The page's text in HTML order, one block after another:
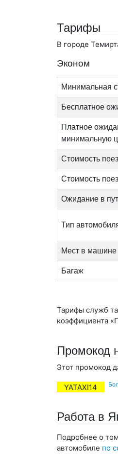
Тарифы
В городе
Эконом
Минимальная
Бесплатное
Платное
минимальную
Стоимость
Стоимость
Ожидание в
Тип
Мест в машине
Багаж
Тарифы служб
коэффициента
Промокод
Этот промокод
YATAXI14
Работа в
Подробнее о
автомобиле по